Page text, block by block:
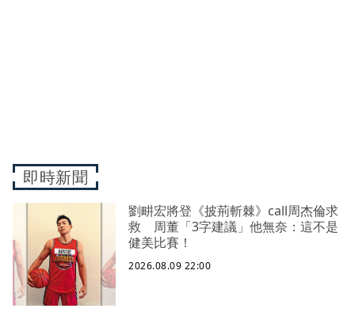
即時新聞
劉畊宏將登《披荊斬棘》call周杰倫求
救 周董「3字建議」他無奈：這不是
健美比賽！
2026.08.09 22:00